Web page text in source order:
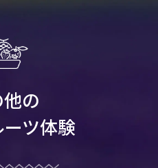
の
ツ体験